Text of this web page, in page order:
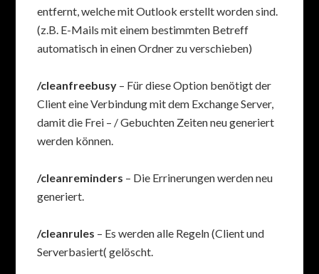
entfernt, welche mit Outlook erstellt worden sind.
(z.B. E-Mails mit einem bestimmten Betreff
automatisch in einen Ordner zu verschieben)
/cleanfreebusy – Für diese Option benötigt der
Client eine Verbindung mit dem Exchange Server,
damit die Frei – / Gebuchten Zeiten neu generiert
werden können.
/cleanreminders – Die Errinerungen werden neu
generiert.
/cleanrules – Es werden alle Regeln (Client und
Serverbasiert( gelöscht.